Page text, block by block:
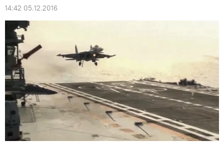
14:42 05.12.2016